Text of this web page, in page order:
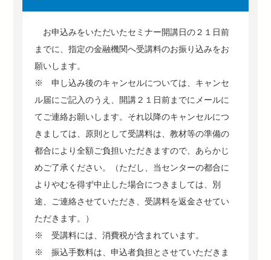
お申込みをいただいたセミナー開講日の２１日前
までに、指定の金融機関へ受講料のお振り込みをお
願いします。
※ 申し込み後のキャンセルについては、キャンセ
ル届にご記入のうえ、開講２１日前までにメールに
てご連絡お願いします。それ以降のキャンセルにつ
きましては、原則として受講料は、教材等の準備の
都合により全額ご負担いただきますので、あらかじ
めご了承ください。（ただし、当センターの都合に
よりやむを得ず中止した場合につきましては、別
途、ご連絡させていただき、受講料を返金させてい
ただきます。）
※ 受講料には、消費税が含まれています。
※ 振込手数料は、申込者負担とさせていただきま